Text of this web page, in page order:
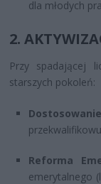
dla młodych
2.
Przy spadającej
starszych pokoleń:
Reforma
emerytalnego